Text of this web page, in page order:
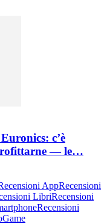
c’è
— le…
AppRecensioni
LibriRecensioni
Recensioni